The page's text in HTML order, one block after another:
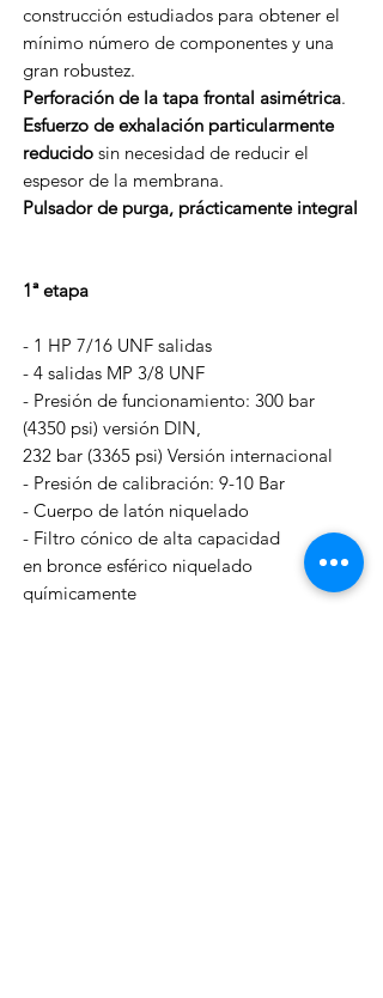
construcción estudiados para obtener el
mínimo número de componentes y una
gran robustez.
Perforación de la tapa frontal asimétrica.
Esfuerzo de exhalación particularmente
reducido sin necesidad de reducir el
espesor de la membrana.
Pulsador de purga, prácticamente integral
1ª etapa
- 1 HP 7/16 UNF salidas
- 4 salidas MP 3/8 UNF
- Presión de funcionamiento: 300 bar
(4350 psi) versión DIN,
232 bar (3365 psi) Versión internacional
- Presión de calibración: 9-10 Bar
- Cuerpo de latón niquelado
- Filtro cónico de alta capacidad
en bronce esférico niquelado
químicamente